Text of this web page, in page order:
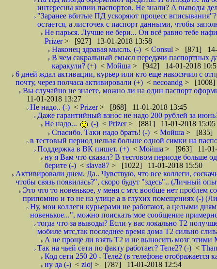
интересны копии паспортов. Не знали? А выводы
"Заранее вбитые ПД ускоряют процесс
остается, а листочек с паспорт данными, чтобы
Не парься. Лучше не бери... Он всё равно тебе
Prizer> [927] 13-01-2018 13:58
Наконец здравая мысль. (-) < Consul > [871] 14-
В чем сакральный смысл передачи паспортных
каракули? (+) < Мойша > [942] 14-01-2018
6 дней ждал активации, курьер или кто еще накосячил с
почту, через полчаса активировали (+) < necoandg > [1008]
Вы случайно не знаете, можно ли на один паспорт
11-01-2018 13:27
Не надо.. (-) < Prizer> [868] 11-01-2018 13:45
Даже гарантийный взнос не надо 200 рублей за
Не надо...
(-) < Prizer> [881] 11-01-2018 15:05
Спасибо. Таки надо брать! (-) < Мойша > [835]
в тестовый период нельзя больше одной симки на
Поддержка в ВК пишет. (+) < Мойша > [963] 11-01-
ну я Вам что сказал? В тестовом периоде больше
берите (-) < slava87 > [1022] 11-01-2018 15:50
Активировали днем. Да.. Чувствую, что все коллеги,
чтобы связь появилась?", скоро будут "здесь".. (Личный
Это что то новенькое, у меня с мтс вообще нет проблем
припомню и то не на улице а в глухих помещениях (-)
Ну, мои коллеги курьерами не работают, а целыми
новенькое...", можно поискать мое сообщение
тогда что за выводы? Если у вас локально Т2
мобиле мтс,так последнее время дома Т2 сильно
А не проще ли взять Т2 и не выносить мозг
Так на чьей сети по факту работает? Теле2? (-) <
Код сети 250 20 - Теле2 (в телефоне отображается
ну да (-) < zloj > [787] 11-01-2018 12:54